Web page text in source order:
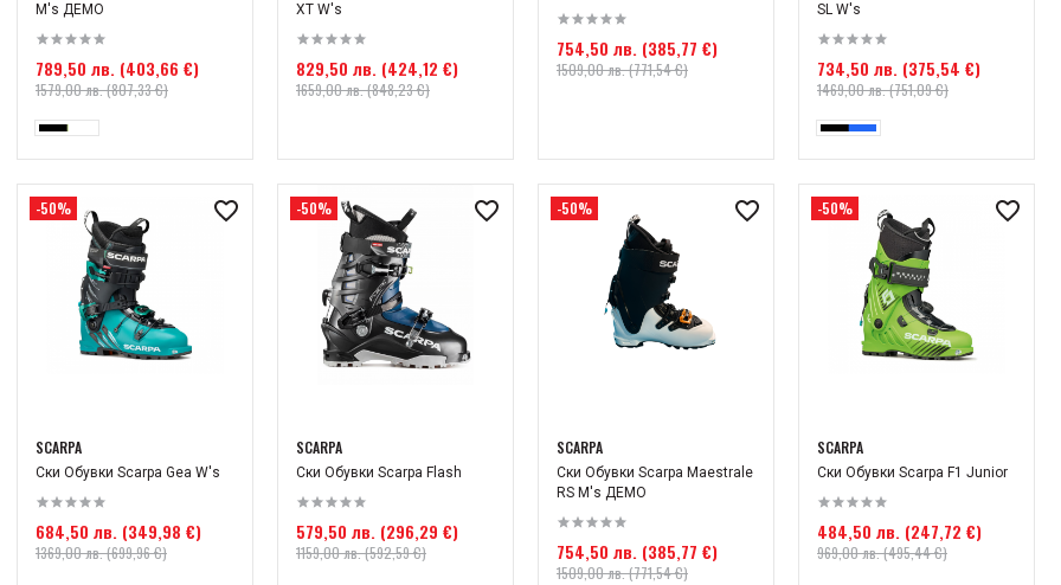
M's ДЕМО
789,50 лв. (403,66 €)
1579,00 лв. (807,33 €)
XT W's
829,50 лв. (424,12 €)
1659,00 лв. (848,23 €)
754,50 лв. (385,77 €)
1509,00 лв. (771,54 €)
SL W's
734,50 лв. (375,54 €)
1469,00 лв. (751,09 €)
-50%
SCARPA
Ски Обувки Scarpa Gea W's
684,50 лв. (349,98 €)
1369,00 лв. (699,96 €)
-50%
SCARPA
Ски Обувки Scarpa Flash
579,50 лв. (296,29 €)
1159,00 лв. (592,59 €)
-50%
SCARPA
Ски Обувки Scarpa Maestrale
RS M's ДЕМО
754,50 лв. (385,77 €)
1509,00 лв. (771,54 €)
-50%
SCARPA
Ски Обувки Scarpa F1 Junior
484,50 лв. (247,72 €)
969,00 лв. (495,44 €)